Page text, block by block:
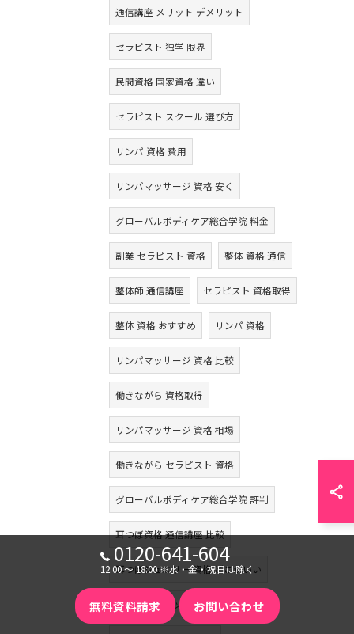
通信講座 メリット デメリット
セラピスト 独学 限界
民間資格 国家資格 違い
セラピスト スクール 選び方
リンパ 資格 費用
リンパマッサージ 資格 安く
グローバルボディケア総合学院 料金
副業 セラピスト 資格 整体 資格 通信
整体師 通信講座 セラピスト 資格取得
整体 資格 おすすめ リンパ 資格
リンパマッサージ 資格 比較
働きながら 資格取得
リンパマッサージ 資格 相場
働きながら セラピスト 資格
グローバルボディケア総合学院 評判
耳つぼ資格 通信講座 比較
耳つぼジュエリー 資格 どこがいい
耳つぼダイエット 資格 取得
0120-641-604
12:00 〜 18:00 ※水・金・祝日は除く
無料資料請求 お問い合わせ